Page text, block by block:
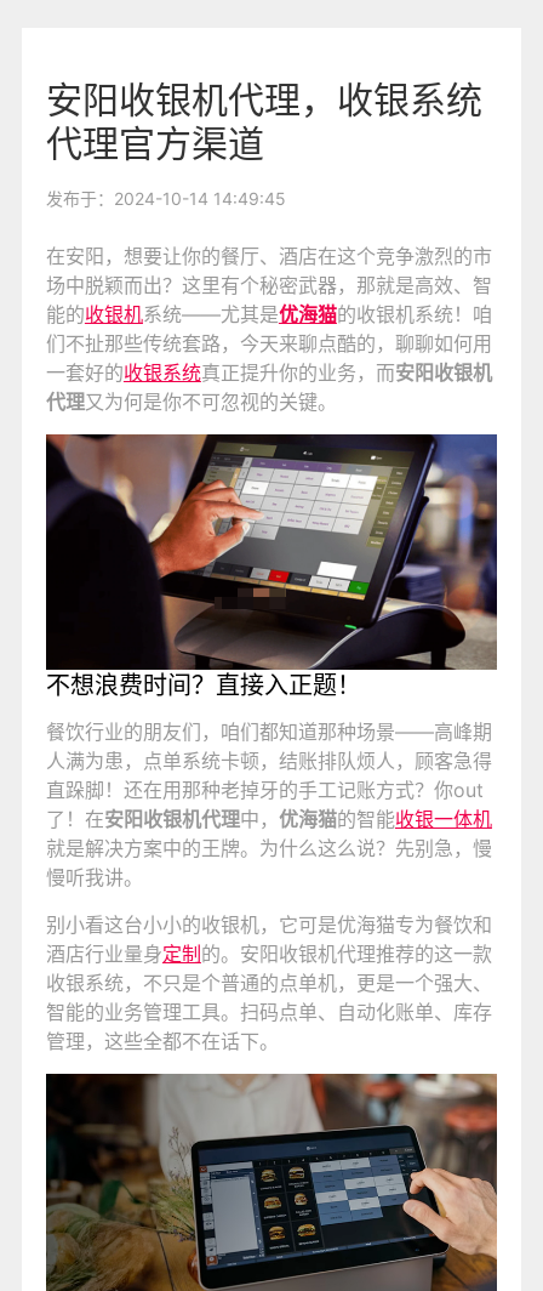
安阳收银机代理，收银系统
代理官方渠道
发布于：2024-10-14 14:49:45
在安阳，想要让你的餐厅、酒店在这个竞争激烈的市
场中脱颖而出？这里有个秘密武器，那就是高效、智
能的收银机系统——尤其是优海猫的收银机系统！咱
们不扯那些传统套路，今天来聊点酷的，聊聊如何用
一套好的收银系统真正提升你的业务，而安阳收银机
代理又为何是你不可忽视的关键。
不想浪费时间？直接入正题！
餐饮行业的朋友们，咱们都知道那种场景——高峰期
人满为患，点单系统卡顿，结账排队烦人，顾客急得
直跺脚！还在用那种老掉牙的手工记账方式？你out
了！在安阳收银机代理中， 优海猫的智能收银一体机
就是解决方案中的王牌。为什么这么说？先别急，慢
慢听我讲。
别小看这台小小的收银机，它可是优海猫专为餐饮和
酒店行业量身定制 的。安阳收银机代理推荐的这一款
收银系统，不只是个普通的点单机，更是一个强大、
智能的业务管理工具。扫码点单、自动化账单、库存
管理，这些全都不在话下。